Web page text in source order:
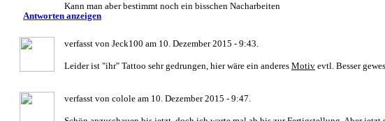
Kann man aber bestimmt noch ein bisschen Nacharbeiten
Antworten anzeigen
verfasst von Jeck100 am 10. Dezember 2015 - 9:43.
Leider ist "ihr" Tattoo sehr gedrungen, hier wäre ein anderes Motiv evtl. Besser
verfasst von colole am 10. Dezember 2015 - 9:47.